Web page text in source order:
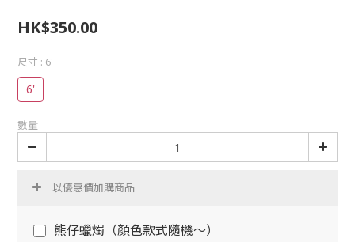
HK$350.00
尺寸 : 6'
6'
數量
以優惠價加購商品
熊仔蠟燭（顏色款式隨機～）